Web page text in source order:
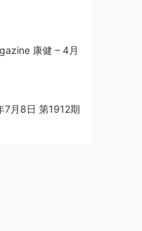
康健 – 4月
7月8日 第1912期